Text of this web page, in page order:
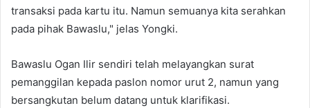
transaksi pada kartu itu. Namun semuanya kita serahkan
pada pihak Bawaslu," jelas Yongki.
Bawaslu Ogan Ilir sendiri telah melayangkan surat
pemanggilan kepada paslon nomor urut 2, namun yang
bersangkutan belum datang untuk klarifikasi.